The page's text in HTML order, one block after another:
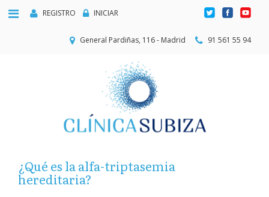
REGISTRO INICIAR
General Pardiñas, 116 - Madrid 91 561 55 94
¿Qué es la alfa-triptasemia
hereditaria?